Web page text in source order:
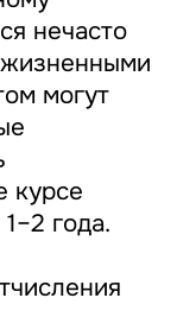
нечасто
жизненными
могут
курсе
года.